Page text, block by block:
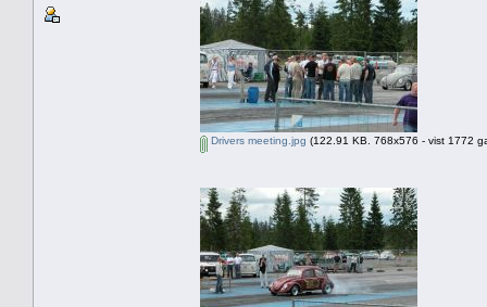
Drivers meeting.jpg (122.91 KB. 768x576 - vist 1772